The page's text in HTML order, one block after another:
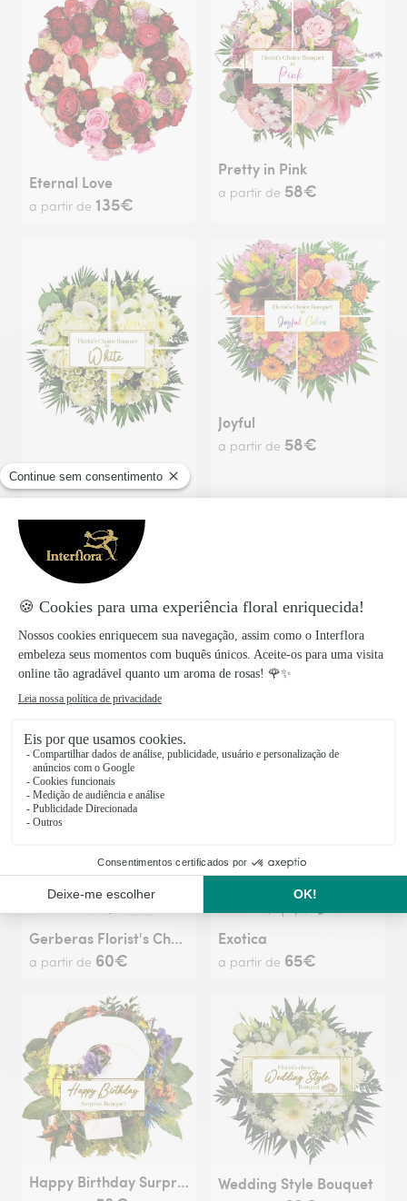
Eternal Love
a partir de 135€
Pretty in Pink
a partir de 58€
White Blooms
Joyful
a partir de 58€
Love Heart
a partir de119€ a partir de58€
Gerberas Florist's Choice Bouquet
a partir de 60€
Exotica
a partir de 65€
Happy Birthday Surprise Bouquet Wedding Style Bouquet